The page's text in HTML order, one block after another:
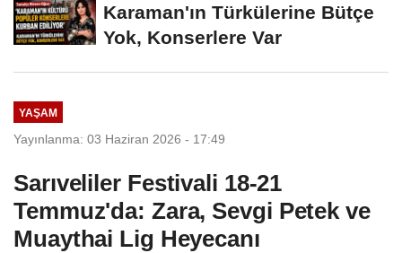
Karaman'ın Türkülerine Bütçe
Yok, Konserlere Var
YAŞAM
Yayınlanma: 03 Haziran 2026 - 17:49
Sarıveliler Festivali 18-21
Temmuz'da: Zara, Sevgi Petek ve
Muaythai Lig Heyecanı